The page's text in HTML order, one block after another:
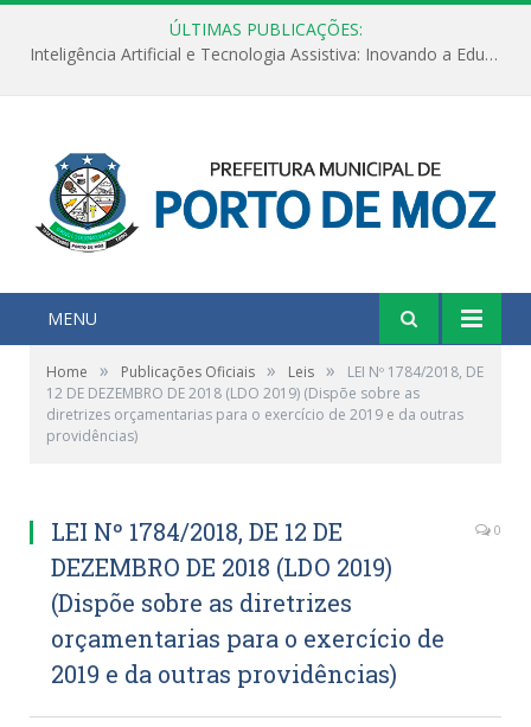
ÚLTIMAS PUBLICAÇÕES:
Inteligência Artificial e Tecnologia Assistiva: Inovando a Educação Especial e Inclusiva
MENU
Home » Publicações Oficiais » Leis »
LEI Nº 1784/2018, DE
12 DE DEZEMBRO DE 2018 (LDO 2019) (Dispõe sobre as
diretrizes orçamentarias para o exercício de 2019 e da outras
providências)
LEI Nº 1784/2018, DE 12 DE
DEZEMBRO DE 2018 (LDO 2019)
(Dispõe sobre as diretrizes
orçamentarias para o exercício de
2019 e da outras providências)
0